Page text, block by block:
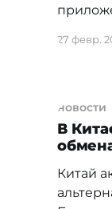
27 февр.
новости
В
Китай